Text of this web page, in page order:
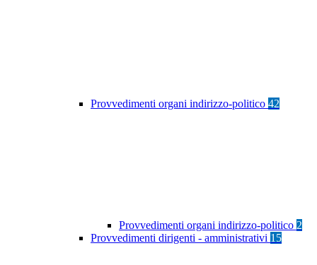
Provvedimenti organi indirizzo-politico 42
Provvedimenti organi indirizzo-politico 2
Provvedimenti dirigenti - amministrativi 15